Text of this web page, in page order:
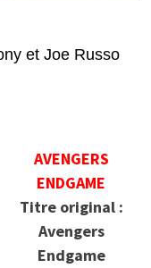
et Joe Russo
AVENGERS
ENDGAME
Titre original :
Avengers
Endgame